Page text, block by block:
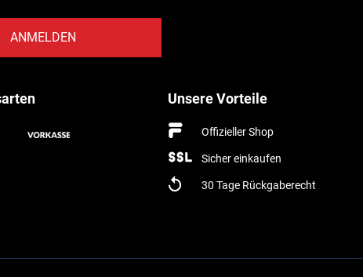
ANMELDEN
Unsere Vorteile
Offizieller Shop
Sicher einkaufen
30 Tage Rückgaberecht